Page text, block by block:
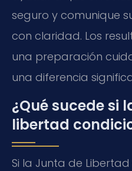
seguro y comunique
con claridad. Los
una preparación
una diferencia
¿Qué sucede si
libertad
Si la Junta de